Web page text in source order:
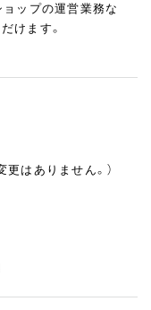
ョップの運営業務な
けます。
はありません。）